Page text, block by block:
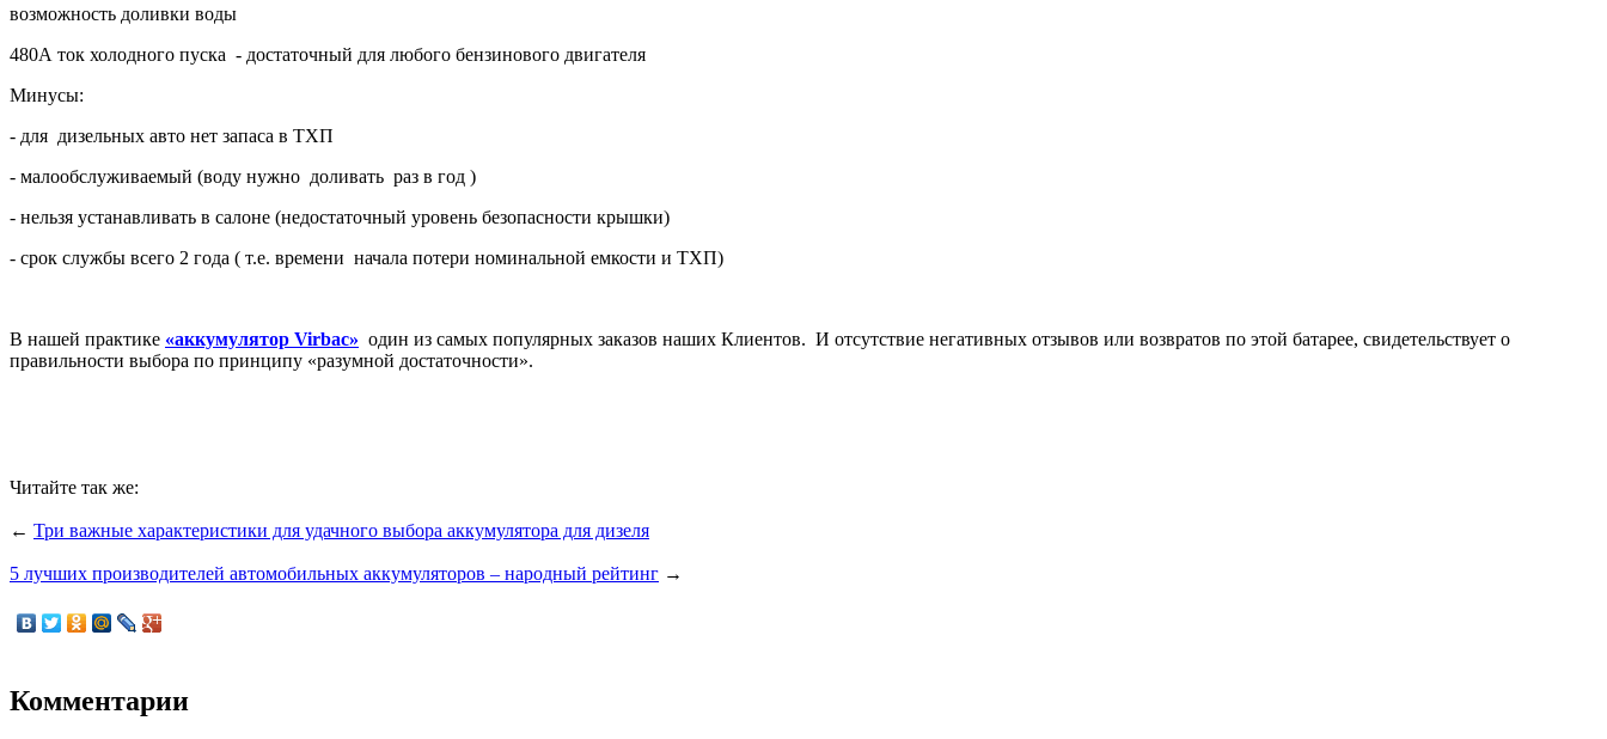
возможность доливки воды
480А ток холодного пуска - достаточный для любого бензинового двигателя
Минусы:
- для дизельных авто нет запаса в ТХП
- малообслуживаемый (воду нужно доливать раз в год )
- нельзя устанавливать в салоне (недостаточный уровень безопасности крышки)
- срок службы всего 2 года ( т.е. времени начала потери номинальной емкости и ТХП)
В нашей практике «аккумулятор Virbac» один из самых популярных заказов наших Клиентов. И отсутствие негативных отзывов или возвратов по этой батарее, свидетельствует о
правильности выбора по принципу «разумной достаточности».
Читайте так же:
← Три важные характеристики для удачного выбора аккумулятора для дизеля
5 лучших производителей автомобильных аккумуляторов – народный рейтинг →
Комментарии